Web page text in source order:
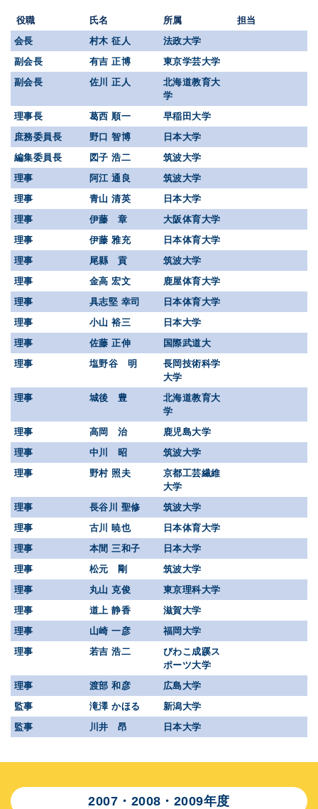
役職 氏名 所属
担当
会長
村木 征人
法政大学
副会長
有吉 正博
東京学芸大学
副会長
佐川 正人
北海道教育大
学
理事長
葛西 順一
早稲田大学
庶務委員長
野口 智博
日本大学
編集委員長
図子 浩二
筑波大学
理事
阿江 通良
筑波大学
理事
青山 清英
日本大学
理事
伊藤 章
大阪体育大学
理事
伊藤 雅充
日本体育大学
理事
尾縣 貢
筑波大学
理事
金高 宏文
鹿屋体育大学
理事
具志堅 幸司
日本体育大学
理事
小山 裕三
日本大学
理事
佐藤 正伸
国際武道大
理事
塩野谷 明
長岡技術科学
大学
理事
城後 豊
北海道教育大
学
理事
高岡 治
鹿児島大学
理事
中川 昭
筑波大学
理事
野村 照夫
京都工芸繊維
大学
理事
長谷川 聖修
筑波大学
理事
古川 暁也
日本体育大学
理事
本間 三和子
日本大学
理事
松元 剛
筑波大学
理事
丸山 克俊
東京理科大学
理事
道上 静香
滋賀大学
理事
山崎 一彦
福岡大学
理事
若吉 浩二
びわこ成蹊ス
ポーツ大学
理事
渡部 和彦
広島大学
監事
滝澤 かほる
新潟大学
監事
川井 昂 日本大学
2007・2008・2009年度